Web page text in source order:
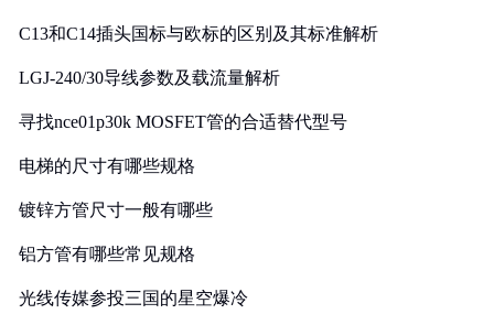
C13和C14插头国标与欧标的区别及其标准解析
LGJ-240/30导线参数及载流量解析
寻找nce01p30k MOSFET管的合适替代型号
电梯的尺寸有哪些规格
镀锌方管尺寸一般有哪些
铝方管有哪些常见规格
光线传媒参投三国的星空爆冷